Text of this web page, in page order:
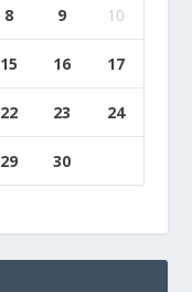
8 9 10
15 16 17
22 23 24
29
30